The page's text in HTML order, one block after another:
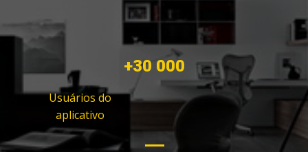
+30 000
Usuários do
aplicativo